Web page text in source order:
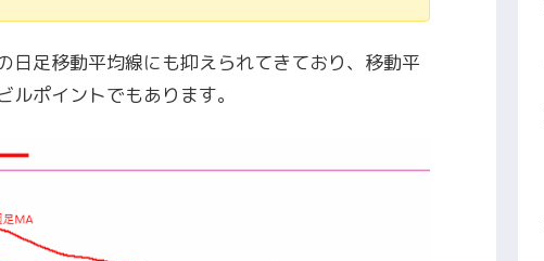
足移動平均線にも抑えられてきており、移動平
ポイントでもあります。